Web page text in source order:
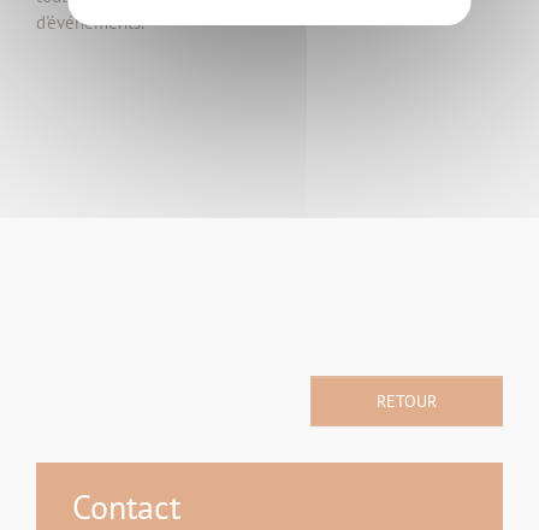
d'événements.
RETOUR
Contact